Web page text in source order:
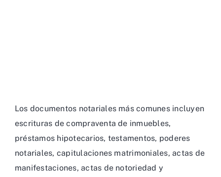
Los documentos notariales más comunes incluyen
escrituras de compraventa de inmuebles,
préstamos hipotecarios, testamentos, poderes
notariales, capitulaciones matrimoniales, actas de
manifestaciones, actas de notoriedad y